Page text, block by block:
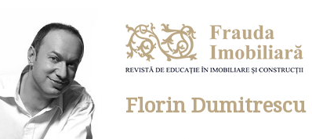
Florin Dumitrescu